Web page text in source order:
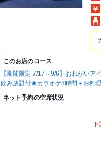
このお店のコース
【期間限定 7/17～9/6】おねがいア
飲み放題付★カラオケ3時間＋お料
ネット予約の空席状況
下